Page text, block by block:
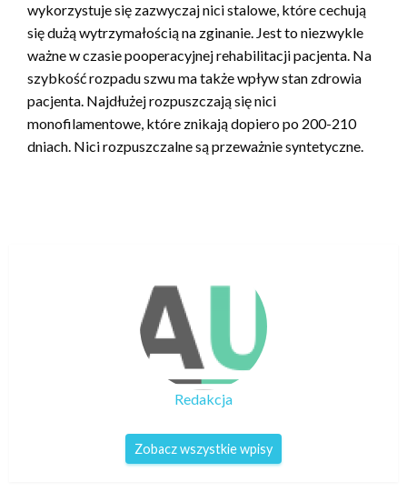
wykorzystuje się zazwyczaj nici stalowe, które cechują
się dużą wytrzymałością na zginanie. Jest to niezwykle
ważne w czasie pooperacyjnej rehabilitacji pacjenta. Na
szybkość rozpadu szwu ma także wpływ stan zdrowia
pacjenta. Najdłużej rozpuszczają się nici
monofilamentowe, które znikają dopiero po 200-210
dniach. Nici rozpuszczalne są przeważnie syntetyczne.
Redakcja
Zobacz wszystkie wpisy